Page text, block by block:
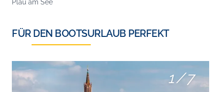
Plau am See
FÜR DEN BOOTSURLAUB PERFEKT
1/7